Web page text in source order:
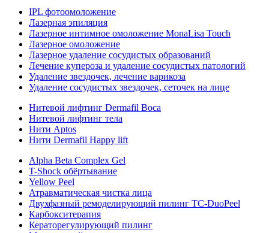
IPL фотоомоложение
Лазерная эпиляция
Лазерное интимное омоложение MonaLisa Touch
Лазерное омоложение
Лазерное удаление сосудистых образований
Лечение купероза и удаление сосудистых патологий
Удаление звездочек, лечение варикоза
Удаление сосудистых звездочек, сеточек на лице
Нитевой лифтинг Dermafil Boca
Нитевой лифтинг тела
Нити Aptos
Нити Dermafil Happy lift
Alpha Beta Complex Gel
T-Shock обёртывание
Yellow Peel
Атравматическая чистка лица
Двухфазный ремоделирующий пилинг TC-DuoPeel
Карбокситерапия
Кераторегулирующий пилинг